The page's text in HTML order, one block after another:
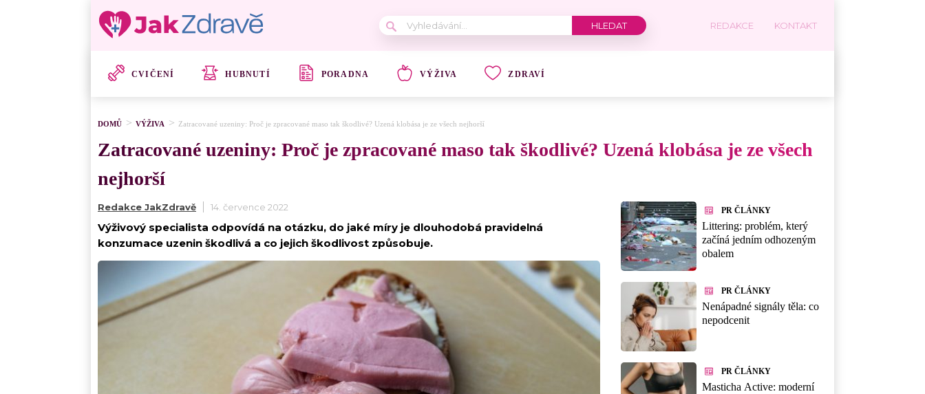
REDAKCE KONTAKT
CVIČENÍ HUBNUTÍ PORADNA VÝŽIVA ZDRAVÍ
DOMŮ VÝŽIVA Zatracované uzeniny: Proč je zpracované maso tak škodlivé? Uzená klobása je ze všech nejhorší
Zatracované uzeniny: Proč je zpracované maso tak škodlivé? Uzená klobása je ze všech
nejhorší
Redakce JakZdravě 14. července 2022
Výživový specialista odpovídá na otázku, do jaké míry je dlouhodobá pravidelná
konzumace uzenin škodlivá a co jejich škodlivost způsobuje.
PR ČLÁNKY
Littering: problém, který
začíná jedním odhozeným
obalem
PR ČLÁNKY
Nenápadné signály těla: co
nepodcenit
PR ČLÁNKY
Masticha Active: moderní